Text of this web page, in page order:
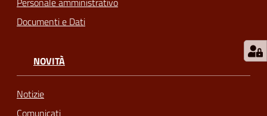
Seguici
Documenti e Dati
NOVITÀ
Notizie